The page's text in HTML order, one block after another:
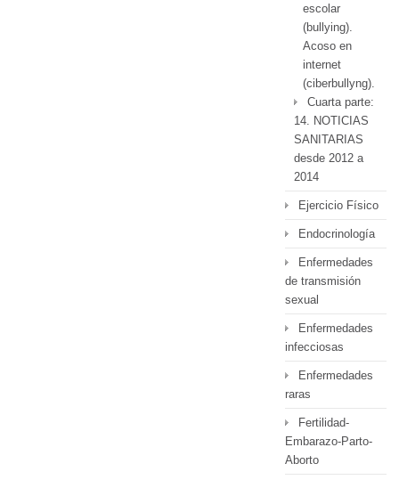
escolar
(bullying).
Acoso en
internet
(ciberbullyng).
Cuarta parte:
14. NOTICIAS
SANITARIAS
desde 2012 a
2014
Ejercicio Físico
Endocrinología
Enfermedades
de transmisión
sexual
Enfermedades
infecciosas
Enfermedades
raras
Fertilidad-
Embarazo-Parto-
Aborto